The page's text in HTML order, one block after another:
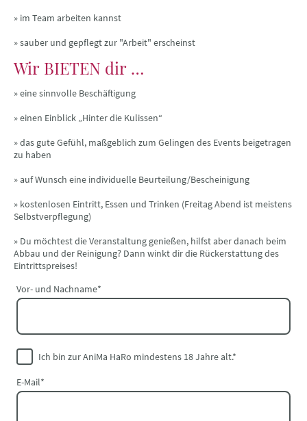
» im Team arbeiten kannst
» sauber und gepflegt zur "Arbeit" erscheinst
Wir BIETEN dir …
» eine sinnvolle Beschäftigung
» einen Einblick „Hinter die Kulissen“
» das gute Gefühl, maßgeblich zum Gelingen des Events beigetragen
zu haben
» auf Wunsch eine individuelle Beurteilung/Bescheinigung
» kostenlosen Eintritt, Essen und Trinken (Freitag Abend ist meistens
Selbstverpflegung)
» Du möchtest die Veranstaltung genießen, hilfst aber danach beim
Abbau und der Reinigung? Dann winkt dir die Rückerstattung des
Eintrittspreises!
Vor- und Nachname*
Ich bin zur AniMa HaRo mindestens 18 Jahre alt.*
E-Mail*